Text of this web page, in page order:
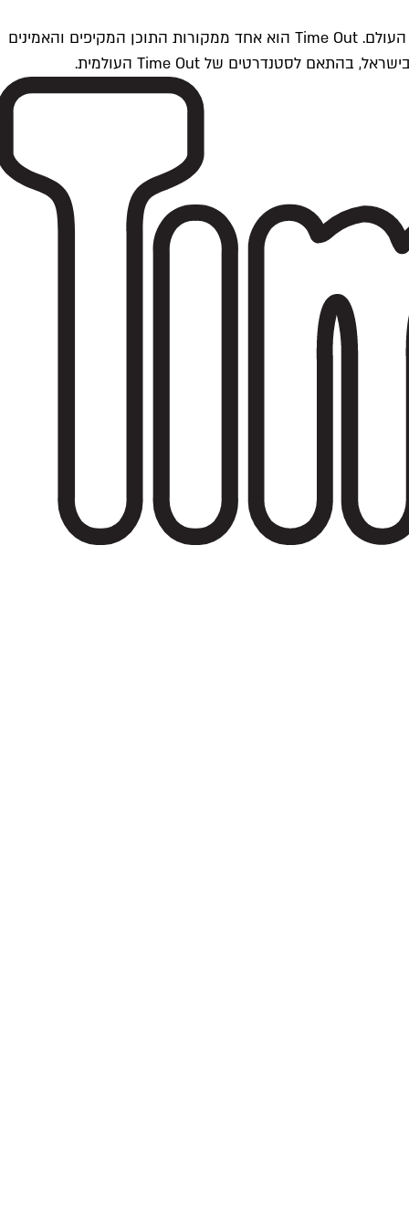
Time Outתל אביב הוא חלק מרשת Time Out Global — רשת מדיה בינלאומית הפועלת ב-360 ערים מרכזיות וב-60 מדינות ברחבי העולם. Time Out הוא אחד ממקורות התוכן המקיפים והאמינים